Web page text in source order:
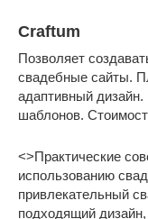
Craftum
Позволяет
свадебные сайты.
адаптивный
шаблонов.
<>Практические
использованию
привлекательный
подходящий дизайн,